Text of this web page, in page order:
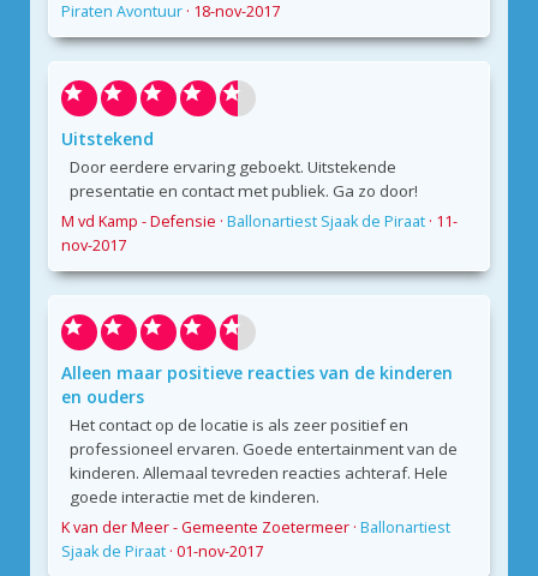
Piraten Avontuur · 18-nov-2017
Uitstekend
Door eerdere ervaring geboekt. Uitstekende
presentatie en contact met publiek. Ga zo door!
M vd Kamp - Defensie · Ballonartiest Sjaak de Piraat · 11-
nov-2017
Alleen maar positieve reacties van de kinderen
en ouders
Het contact op de locatie is als zeer positief en
professioneel ervaren. Goede entertainment van de
kinderen. Allemaal tevreden reacties achteraf. Hele
goede interactie met de kinderen.
K van der Meer - Gemeente Zoetermeer · Ballonartiest
Sjaak de Piraat · 01-nov-2017